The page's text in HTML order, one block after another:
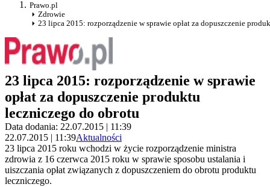
Prawo.pl
Zdrowie
23 lipca 2015: rozporządzenie w sprawie opłat za dopuszczenie
23 lipca 2015: rozporządzenie w sprawie
opłat za dopuszczenie produktu
leczniczego do obrotu
Data dodania: 22.07.2015 | 11:39
22.07.2015 | 11:39Aktualności
23 lipca 2015 roku wchodzi w życie rozporządzenie ministra
zdrowia z 16 czerwca 2015 roku w sprawie sposobu ustalania i
uiszczania opłat związanych z dopuszczeniem do obrotu produktu
leczniczego.